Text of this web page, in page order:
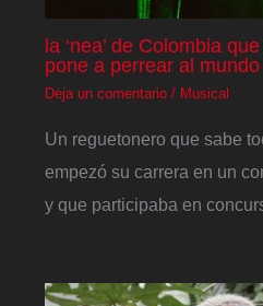
la ‘nea’ de Colombia
pone a perrear al mundo
Deja un comentario / Musical
Un reguetonero que sabe
empezó su carrera en un
y que participaba en